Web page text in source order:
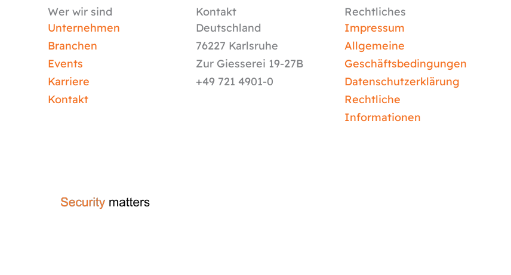
Wer wir sind
Unternehmen
Branchen
Events
Karriere
Kontakt
Kontakt
Deutschland
76227 Karlsruhe
Zur Giesserei 19-27B
+49 721 4901-0
Rechtliches
Impressum
Allgemeine
Geschäftsbedingungen
Datenschutzerklärung
Rechtliche
Informationen